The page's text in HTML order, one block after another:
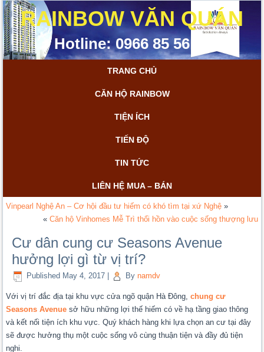
RAINBOW VĂN QUÁN
Hotline: 0966 85 56 85
TRANG CHỦ
CĂN HỘ RAINBOW
TIỆN ÍCH
TIẾN ĐỘ
TIN TỨC
LIÊN HỆ MUA – BÁN
Vinpearl Nghệ An – Cơ hội đầu tư hiếm có khó tìm tại xứ Nghệ »
« Căn hộ Vinhomes Mễ Trì thổi hồn vào cuộc sống thượng lưu
Cư dân cung cư Seasons Avenue
hưởng lợi gì từ vị trí?
Published May 4, 2017 By namdv
Với vị trí đắc địa tại khu vực cửa ngõ quận Hà Đông,chung cư
Seasons Avenue sở hữu những lợi thế hiếm có về hạ tầng giao thông
và kết nối tiện ích khu vực. Quý khách hàng khi lựa chọn an cư tại đây
sẽ được hưởng thụ một cuộc sống vô cùng thuận tiện và đầy đủ tiện
nghi.